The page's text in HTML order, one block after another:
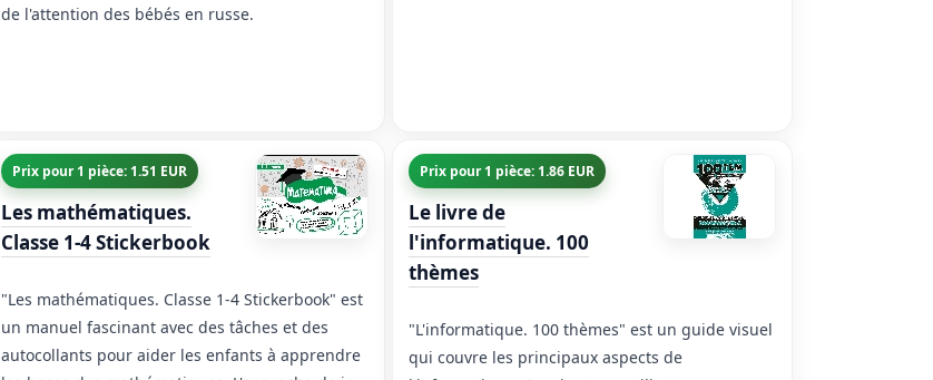
de l'attention des bébés en russe.
Prix pour 1 pièce: 1.51 EUR
Les mathématiques.
Classe 1-4 Stickerbook
"Les mathématiques. Classe 1-4 Stickerbook" est
un manuel fascinant avec des tâches et des
autocollants pour aider les enfants à apprendre
Prix pour 1 pièce: 1.86 EUR
Le livre de
l'informatique. 100
thèmes
"L'informatique. 100 thèmes" est un guide visuel
qui couvre les principaux aspects de